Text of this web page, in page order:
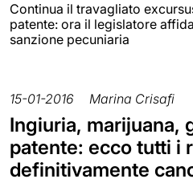
Continua il travagliato
patente: ora il legislatore
sanzione pecuniaria
15-01-2016 Marina Crisafi
Ingiuria, marijuana,
patente: ecco tutti i
definitivamente